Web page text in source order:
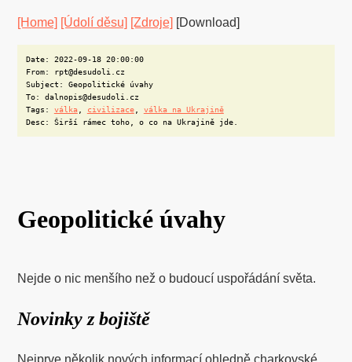
[Home] [Údolí děsu] [Zdroje] [Download]
Date: 2022-09-18 20:00:00
From: rpt@desudoli.cz
Subject: Geopolitické úvahy
To: dalnopis@desudoli.cz
Tags: válka, civilizace, válka na Ukrajině
Desc: Širší rámec toho, o co na Ukrajině jde.
Geopolitické úvahy
Nejde o nic menšího než o budoucí uspořádání světa.
Novinky z bojiště
Nejprve několik nových informací ohledně charkovské